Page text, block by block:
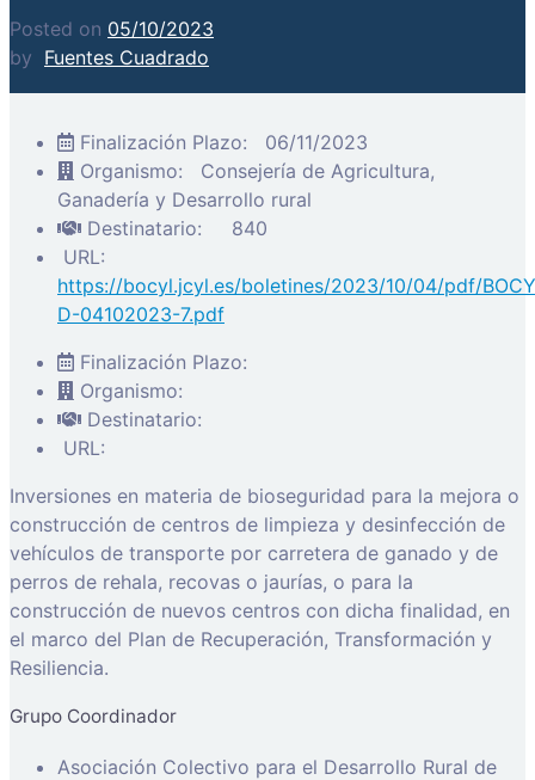
Posted on 05/10/2023
by Fuentes Cuadrado
Finalización Plazo:
06/11/2023
Organismo:
Consejería de Agricultura,
Ganadería y Desarrollo rural
Destinatario:
840
URL:
https://bocyl.jcyl.es/boletines/2023/10/04/pdf/
D-04102023-7.pdf
Finalización Plazo:
Organismo:
Destinatario:
URL:
Inversiones en materia de bioseguridad para la mejora o
construcción de centros de limpieza y desinfección de
vehículos de transporte por carretera de ganado y de
perros de rehala, recovas o jaurías, o para la
construcción de nuevos centros con dicha finalidad, en
el marco del Plan de Recuperación, Transformación y
Resiliencia.
Grupo Coordinador
Asociación Colectivo para el Desarrollo Rural de